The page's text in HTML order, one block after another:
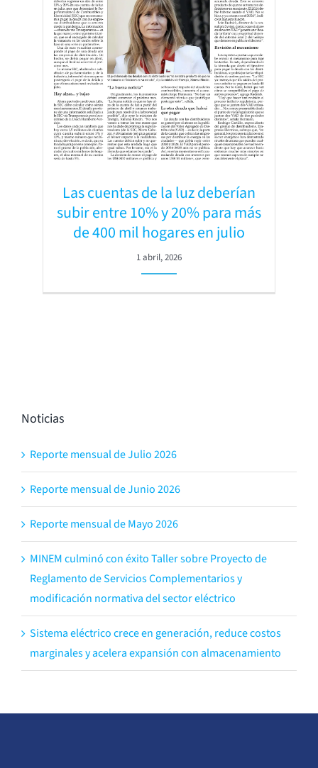
Las cuentas de la luz deberían
subir entre 10% y 20% para más
de 400 mil hogares en julio
1 abril, 2026
Noticias
Reporte mensual de Julio 2026
Reporte mensual de Junio 2026
Reporte mensual de Mayo 2026
MINEM culminó con éxito Taller sobre Proyecto de
Reglamento de Servicios Complementarios y
modificación normativa del sector eléctrico
Sistema eléctrico crece en generación, reduce costos
marginales y acelera expansión con almacenamiento